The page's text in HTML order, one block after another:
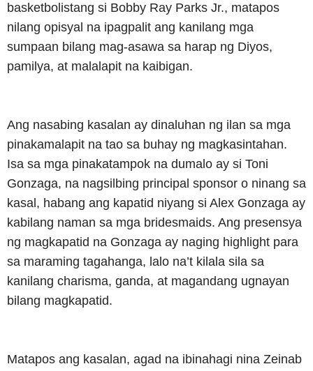
basketbolistang si Bobby Ray Parks Jr., matapos
nilang opisyal na ipagpalit ang kanilang mga
sumpaan bilang mag-asawa sa harap ng Diyos,
pamilya, at malalapit na kaibigan.
Ang nasabing kasalan ay dinaluhan ng ilan sa mga
pinakamalapit na tao sa buhay ng magkasintahan.
Isa sa mga pinakatampok na dumalo ay si Toni
Gonzaga, na nagsilbing principal sponsor o ninang sa
kasal, habang ang kapatid niyang si Alex Gonzaga ay
kabilang naman sa mga bridesmaids. Ang presensya
ng magkapatid na Gonzaga ay naging highlight para
sa maraming tagahanga, lalo na’t kilala sila sa
kanilang charisma, ganda, at magandang ugnayan
bilang magkapatid.
Matapos ang kasalan, agad na ibinahagi nina Zeinab